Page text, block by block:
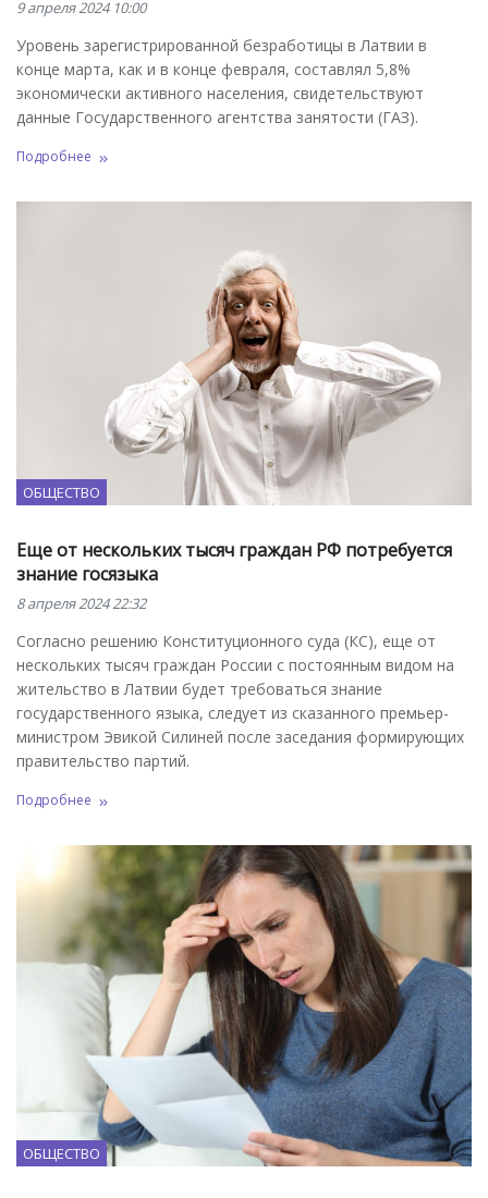
9 апреля 2024 10:00
Уровень зарегистрированной безработицы в Латвии в
конце марта, как и в конце февраля, составлял 5,8%
экономически активного населения, свидетельствуют
данные Государственного агентства занятости (ГАЗ).
Подробнее
ОБЩЕСТВО
Еще от нескольких тысяч граждан РФ потребуется
знание госязыка
8 апреля 2024 22:32
Согласно решению Конституционного суда (КС), еще от
нескольких тысяч граждан России с постоянным видом на
жительство в Латвии будет требоваться знание
государственного языка, следует из сказанного премьер-
министром Эвикой Силиней после заседания формирующих
правительство партий.
Подробнее
ОБЩЕСТВО